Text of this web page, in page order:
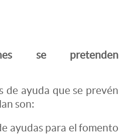
se pretenden
de ayuda que se prevén
son:
ayudas para el fomento